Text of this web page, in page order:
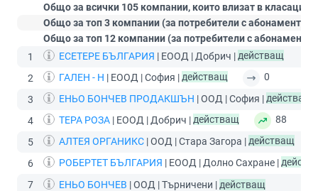
Общо за всички 105 компании, които влизат в
Общо за топ 3 компании (за потребители с абонамент
Общо за топ 12 компании (за потребители с абонамент
1
ЕСЕТЕРЕ БЪЛГАРИЯ | ЕООД | Добрич |действащ
2
ГАЛЕН - Н | ЕООД | София |действащ
0
3
ЕНЬО БОНЧЕВ ПРОДАКШЪН | ООД | София |действащ
4
ТЕРА РОЗА | ЕООД | Добрич |действащ
88
5
АЛТЕЯ ОРГАНИКС | ООД | Стара Загора |действащ
6
РОБЕРТЕТ БЪЛГАРИЯ | ЕООД | Долно Сахране |
7
ЕНЬО БОНЧЕВ | ООД | Търничени | действащ